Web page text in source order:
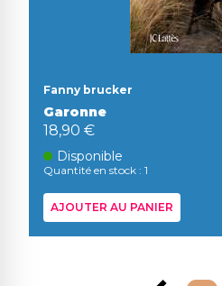
Fanny brucker
Garonne
18,90 €
Disponible
Quantité en stock : 1
AJOUTER AU PANIER